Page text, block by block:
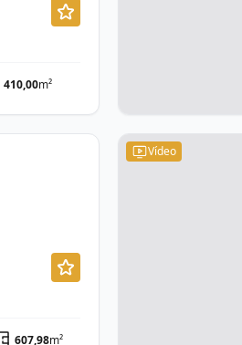
410,00m²
607,98m²
Vídeo